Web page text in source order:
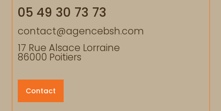
05 49 30 73 73
contact@agencebsh.com
17 Rue Alsace Lorraine
86000 Poitiers
Contact